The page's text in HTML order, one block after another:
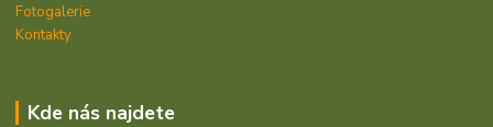
Fotogalerie
Kontakty
Kde nás najdete